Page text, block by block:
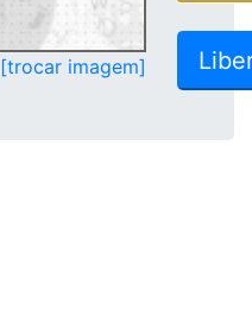
[trocar imagem]